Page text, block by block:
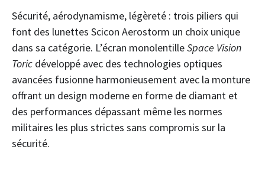
Sécurité, aérodynamisme, légèreté : trois piliers qui
font des lunettes Scicon Aerostorm un choix unique
dans sa catégorie. L’écran monolentilleSpace Vision
Toric développé avec des technologies optiques
avancées fusionne harmonieusement avec la monture
offrant un design moderne en forme de diamant et
des performances dépassant même les normes
militaires les plus strictes sans compromis sur la
sécurité.